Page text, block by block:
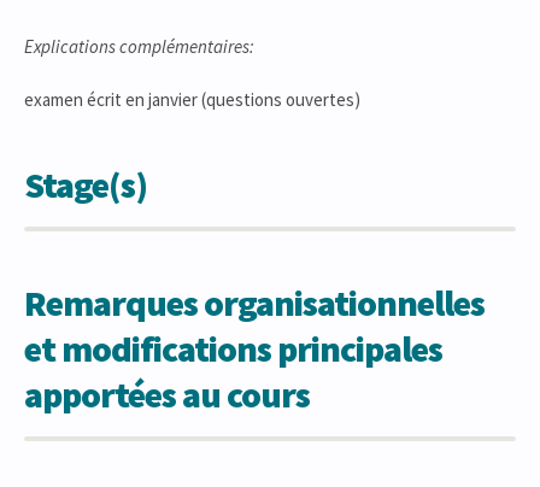
Explications complémentaires:
examen écrit en janvier (questions ouvertes)
Stage(s)
Remarques organisationnelles
et modifications principales
apportées au cours